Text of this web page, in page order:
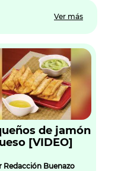
Ver más
de jamón
[VIDEO]
Redacción Buenazo